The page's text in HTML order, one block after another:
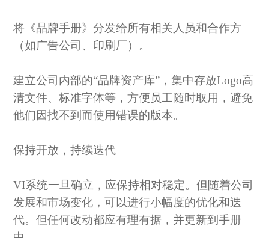
将《品牌手册》分发给所有相关人员和合作方
（如广告公司、印刷厂）。
建立公司内部的“品牌资产库”，集中存放Logo高
清文件、标准字体等，方便员工随时取用，避免
他们因找不到而使用错误的版本。
保持开放，持续迭代
VI系统一旦确立，应保持相对稳定。但随着公司
发展和市场变化，可以进行小幅度的优化和迭
代。但任何改动都应有理有据，并更新到手册